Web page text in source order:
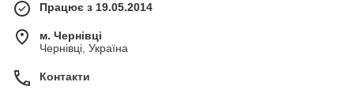
Працює з 19.05.2014
м. Чернівці
Чернівці, Україна
Контакти